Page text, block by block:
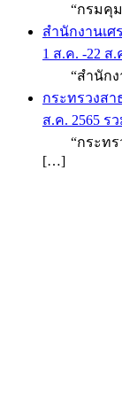
“กรมคุมปร
สำนักงานเ
1 ส.ค. -22 ส.
“สำนักงาน
กระทรวงส
ส.ค. 2565 ร
“กระทรวง
[…]